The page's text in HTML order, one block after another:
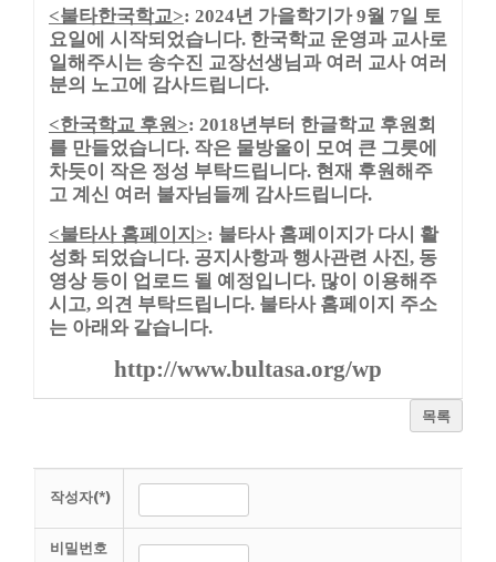
<불타한국학교>: 2024년 가을학기가9월 7일 토
요일에 시작되었습니다. 한국학교 운영과 교사로
일해주시는 송수진 교장선생님과 여러 교사 여러
분의 노고에 감사드립니다.
<한국학교 후원>: 2018년부터 한글학교 후원회
를 만들었습니다. 작은 물방울이 모여 큰 그릇에
차듯이 작은 정성 부탁드립니다. 현재 후원해주
고 계신 여러 불자님들께 감사드립니다.
<불타사 홈페이지>: 불타사 홈페이지가 다시 활
성화 되었습니다. 공지사항과 행사관련 사진, 동
영상 등이 업로드 될 예정입니다. 많이 이용해주
시고, 의견 부탁드립니다. 불타사 홈페이지 주소
는 아래와 같습니다.
http://www.bultasa.org/wp
목록
작성자(*)
비밀번호